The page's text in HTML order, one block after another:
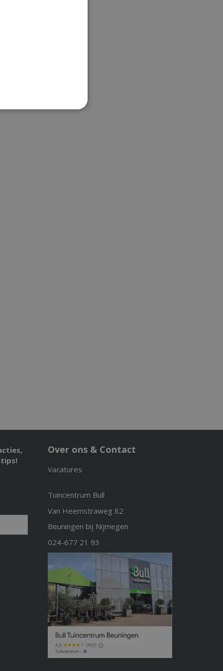
Over ons & Contact
Vacatures
Tuincentrum Bull
Van Heemstraweg 82
Beuningen bij Nijmegen
024-677 21 93